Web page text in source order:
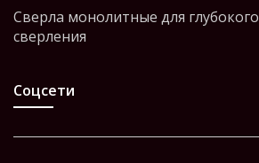
Сверла монолитные для глубокого
сверления
Соцсети